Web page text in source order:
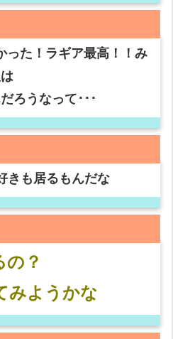
った！ラギア最高！！み
ろうなって･･･
きも居るもんだな
の？
みようかな